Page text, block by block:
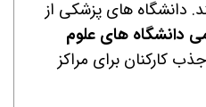
دانشگاه های پزشکی از
دانشگاه های علوم
کارکنان برای مراکز